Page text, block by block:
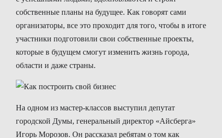
собственные планы на будущее. Как говорят сами
организаторы, все это проходит для того, чтобы в итоге
участники подготовили свои собственные проекты,
которые в будущем смогут изменить жизнь города,
области и даже страны.
На одном из мастер-классов выступил депутат
городской Думы, генеральный директор «Айсберга»
Игорь Морозов. Он рассказал ребятам о том как